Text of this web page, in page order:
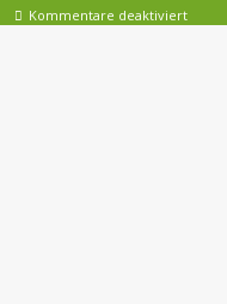
Kommentare deaktiviert